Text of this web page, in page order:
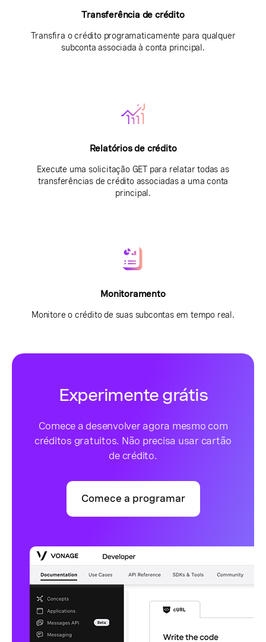
Transferência de crédito
Transfira o crédito programaticamente para qualquer
subconta associada à conta principal.
Relatórios de crédito
Execute uma solicitação GET para relatar todas as
transferências de crédito associadas a uma conta
principal.
Monitoramento
Monitore o crédito de suas subcontas em tempo real.
Experimente grátis
Comece a desenvolver agora mesmo com
créditos gratuitos. Não precisa usar cartão
de crédito.
Comece a programar